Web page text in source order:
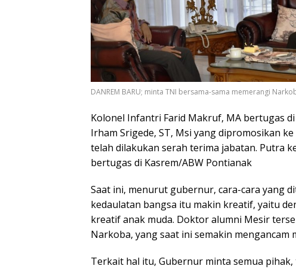
DANREM BARU; minta TNI bersama-sama memerangi
Kolonel Infantri Farid Makruf, MA bertugas
Irham Srigede, ST, Msi yang dipromosikan
telah dilakukan serah terima jabatan. Putra
bertugas di Kasrem/ABW Pontianak
Saat ini, menurut gubernur, cara-cara yang
kedaulatan bangsa itu makin kreatif, yaitu
kreatif anak muda. Doktor alumni Mesir
Narkoba, yang saat ini semakin mengancam
Terkait hal itu, Gubernur minta semua